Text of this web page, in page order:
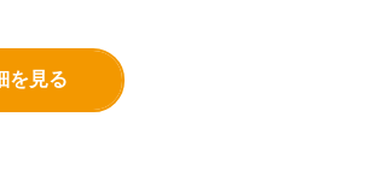
を見る